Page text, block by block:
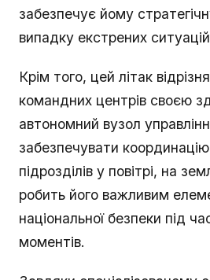
забезпечує йому
випадку екстрених
Крім того, цей літак
командних центрів своєю
автономний вузол
забезпечувати координацію
підрозділів у повітрі, на
робить його важливим
національної безпеки під
моментів.